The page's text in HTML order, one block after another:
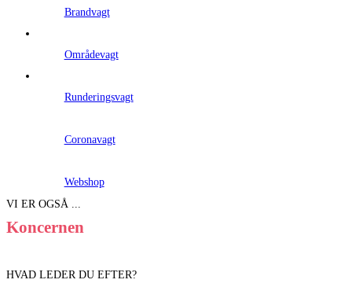
Brandvagt
Områdevagt
Runderingsvagt
Coronavagt
Webshop
VI ER OGSÅ ...
Koncernen
HVAD LEDER DU EFTER?